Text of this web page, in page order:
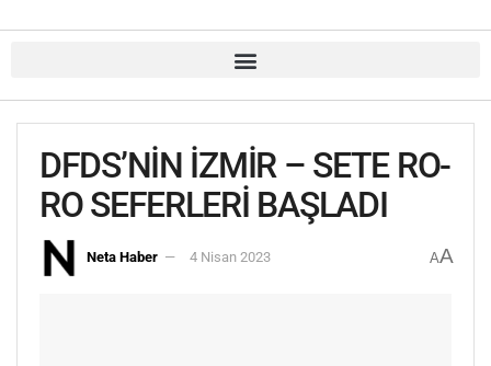
DFDS’NİN İZMİR – SETE RO-
RO SEFERLERİ BAŞLADI
Neta Haber 4 Nisan 2023 AA